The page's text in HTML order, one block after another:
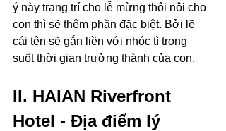
ý này trang trí cho lễ mừng thôi nôi cho
con thì sẽ thêm phần đặc biệt. Bởi lẽ
cái tên sẽ gắn liền với nhóc tì trong
suốt thời gian trưởng thành của con.
II. HAIAN Riverfront
Hotel - Địa điểm lý